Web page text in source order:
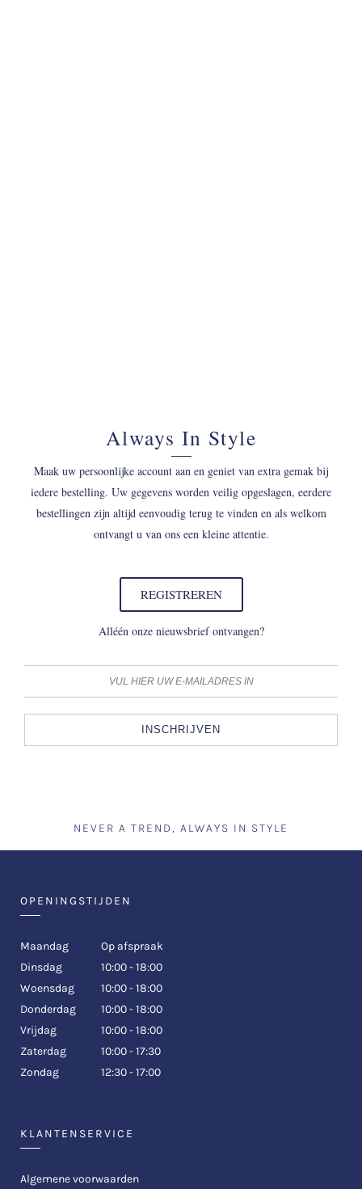
Always In Style
Maak uw persoonlijke account aan en geniet van extra gemak bij
iedere bestelling. Uw gegevens worden veilig opgeslagen, eerdere
bestellingen zijn altijd eenvoudig terug te vinden en als welkom
ontvangt u van ons een kleine attentie.
REGISTREREN
Alléén onze nieuwsbrief ontvangen?
INSCHRIJVEN
NEVER A TREND, ALWAYS IN STYLE
OPENINGSTIJDEN
Maandag
Op afspraak
Dinsdag
10:00 - 18:00
Woensdag
10:00 - 18:00
Donderdag
10:00 - 18:00
Vrijdag
10:00 - 18:00
Zaterdag
10:00 - 17:30
Zondag
12:30 - 17:00
KLANTENSERVICE
Algemene voorwaarden